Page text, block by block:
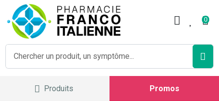
0
Produits Promos